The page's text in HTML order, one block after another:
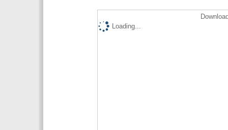
Loading...